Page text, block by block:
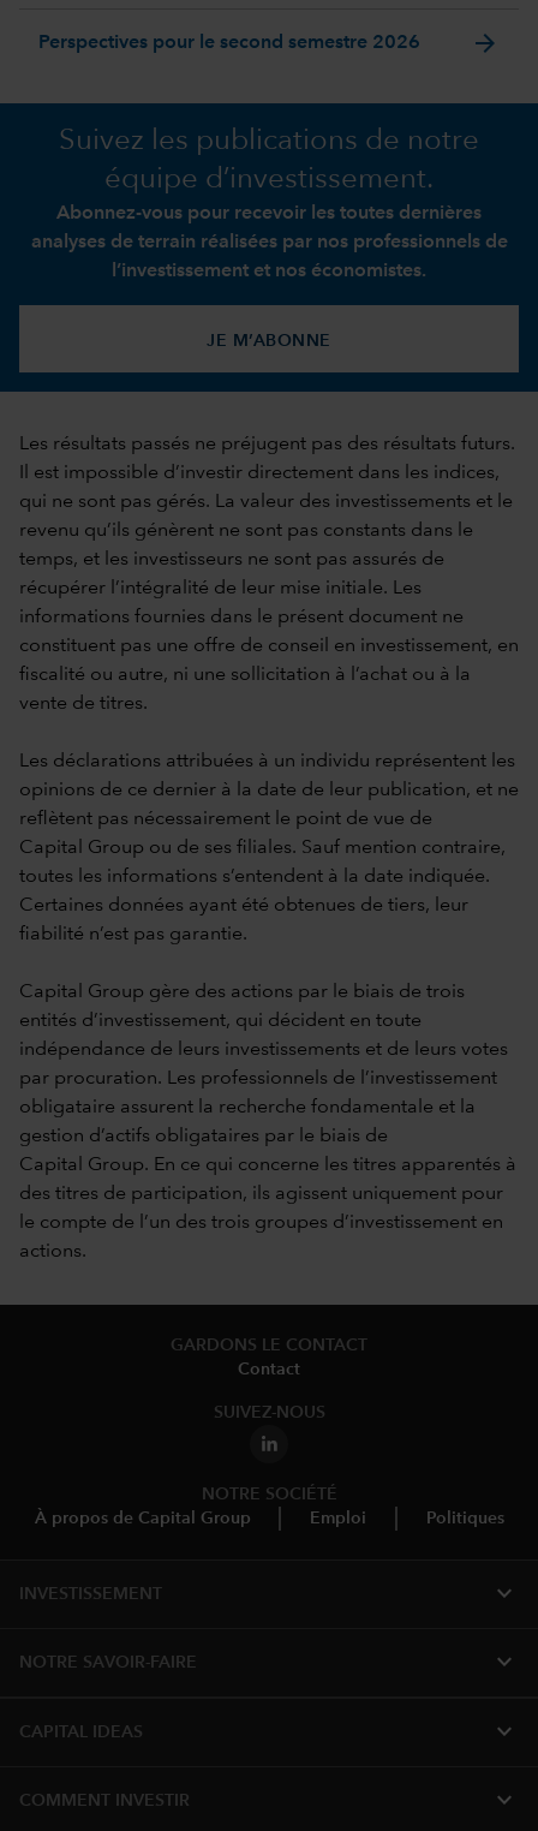
Perspectives pour le second semestre 2026 arrow_forward
Suivez les publications de notre
équipe d’investissement.
Abonnez-vous pour recevoir les toutes dernières
analyses de terrain réalisées par nos professionnels de
l’investissement et nos économistes.
JE M’ABONNE
Les résultats passés ne préjugent pas des résultats futurs.
Il est impossible d’investir directement dans les indices,
qui ne sont pas gérés. La valeur des investissements et le
revenu qu’ils génèrent ne sont pas constants dans le
temps, et les investisseurs ne sont pas assurés de
récupérer l’intégralité de leur mise initiale. Les
informations fournies dans le présent document ne
constituent pas une offre de conseil en investissement, en
fiscalité ou autre, ni une sollicitation à l’achat ou à la
vente de titres.
Les déclarations attribuées à un individu représentent les
opinions de ce dernier à la date de leur publication, et ne
reflètent pas nécessairement le point de vue de
Capital Group ou de ses filiales. Sauf mention contraire,
toutes les informations s’entendent à la date indiquée.
Certaines données ayant été obtenues de tiers, leur
fiabilité n’est pas garantie.
Capital Group gère des actions par le biais de trois
entités d’investissement, qui décident en toute
indépendance de leurs investissements et de leurs votes
par procuration. Les professionnels de l’investissement
obligataire assurent la recherche fondamentale et la
gestion d’actifs obligataires par le biais de
Capital Group. En ce qui concerne les titres apparentés à
des titres de participation, ils agissent uniquement pour
le compte de l’un des trois groupes d’investissement en
actions.
GARDONS LE CONTACT
Contact
SUIVEZ-NOUS
NOTRE SOCIÉTÉ
À propos de Capital Group
Emploi Politiques
INVESTISSEMENT expand_more
NOTRE SAVOIR-FAIRE expand_more
CAPITAL IDEAS expand_more
COMMENT INVESTIR expand_more